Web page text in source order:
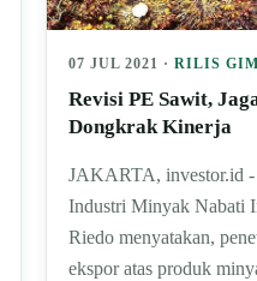
07 JUL 2021 ·RILIS
Revisi PE Sawit,
Dongkrak Kinerja
JAKARTA, investor.id
Industri Minyak Nabati
Riedo menyatakan,
ekspor atas produk